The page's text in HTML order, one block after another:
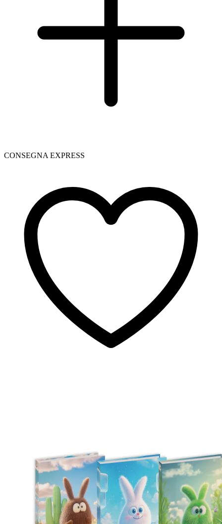
CONSEGNA EXPRESS